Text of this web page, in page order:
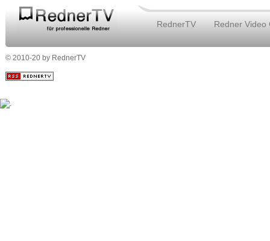
RednerTV Redner Video
© 2010-20 by RednerTV